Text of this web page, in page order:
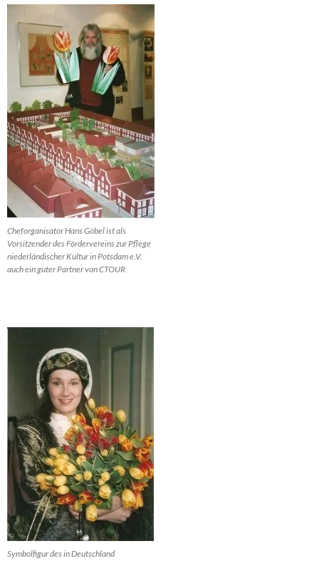
Cheforganisator Hans Göbel ist als
Vorsitzender des Fördervereins zur Pflege
niederländischer Kultur in Potsdam e.V.
auch ein guter Partner von CTOUR
Symbolfigur des in Deutschland